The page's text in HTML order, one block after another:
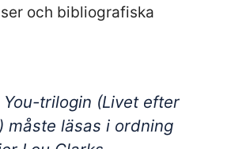
och bibliografiska
You-trilogin (Livet efter
måste läsas i ordning